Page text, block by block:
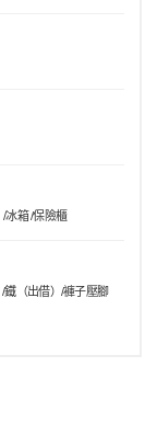
冰箱 /保險櫃
鐵（出借）/褲子壓腳